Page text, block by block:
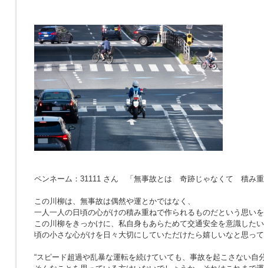
ペンネーム：31111 さん 「無事故とは 奇跡じゃなくて 積み
この川柳は、無事故は偶然や運とかではなく、
一人一人の日頃の心がけの積み重ねで作られるものだという思い
この川柳をきっかけに、私自身もあらためて交通安全を意識した
頃の小さな心がけを日々大切にしていただけたら嬉しいなと思っ
“スピード超過や乱暴な運転を続けていても、事故を起こさない自